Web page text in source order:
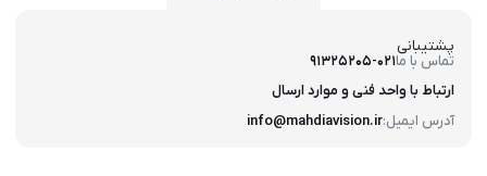
پشتیبانی
تماس با ما91325205-021
آدرس ایمیل:info@mahdiavision.ir
ارتباط با واحد فنی و موارد ارسال